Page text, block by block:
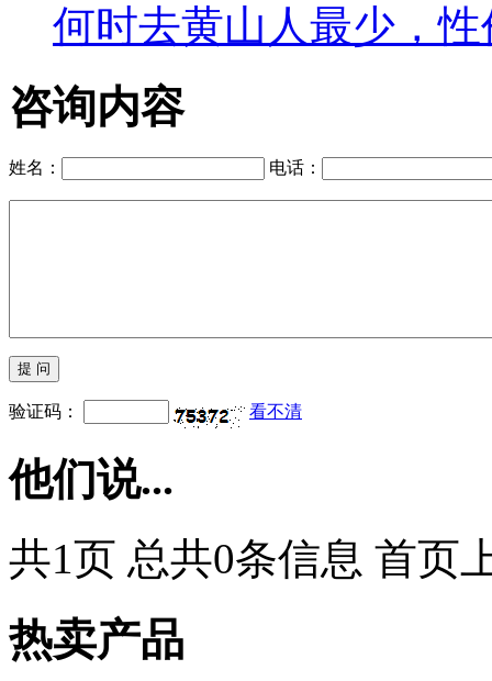
何时去黄山人最少，
咨询内容
姓名： 电话：
验证码： 看不清
他们说...
共1页 总共0条信息 首页
热卖产品